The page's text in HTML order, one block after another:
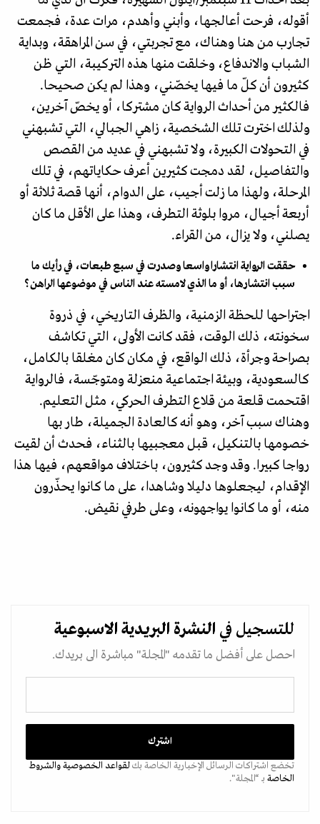
أقوله، فرحت أعالجها، وأبني وأهدم، مرات عدة، فجمعت
تجارب من هنا وهناك، مع تجربتي، في سن المراهقة، وبداية
الشباب والاندفاع، وخلقت منها هذه التركيبة، التي ظن
كثيرون أن كلّ ما فيها يخصّني، وهذا لم يكن صحيحا.
فالكثير من أحداث الرواية كان مشتركا، أو يخصّ آخرين،
ولذلك اخترت تلك الشخصية، زاهي الجبالي، التي تشبهني
في التحولات الكبيرة، ولا تشبهني في عديد من القصص
والتفاصيل، لقد دمجت كثيرين أعرف حكاياتهم، في تلك
المرحلة، ولهذا ما زلت أجيب، على الدوام، أنها قصة ثلاثة أو
أربعة أجيال، مروا بلوثة التطرف، وهذا على الأقل ما كان
يصلني، ولا يزال، من القراء.
حققت الرواية انتشارا واسعا وصدرت في سبع طبعات، في رأيك ما
سبب انتشارها، أو ما الذي لامسته عند الناس في موضوعها الراهن؟
اجتراحها للحظة الزمنية، والظرف التاريخي، في ذروة
سخونته، ذلك الوقت، فقد كانت الأولى، التي تكاشف
بصراحة وجرأة، ذلك الواقع، في مكان كان مغلقا بالكامل،
كالسعودية، وبيئة اجتماعية منعزلة ومتوجّسة، فالرواية
اقتحمت قلعة من قلاع التطرف الحركي، مثل التعليم.
وهناك سبب آخر، وهو أنه كالعادة الجميلة، طار بها
خصومها بالتنكيل، قبل معجبيها بالثناء، فحدث أن لقيت
رواجا كبيرا. وقد وجد كثيرون، باختلاف مواقعهم، فيها هذا
الإقدام، ليجعلوها دليلا وشاهدا، على ما كانوا يحذّرون
منه، أو ما كانوا يواجهونه، وعلى طرفي نقيض.
للتسجيل في النشرة البريدية الاسبوعية
احصل على أفضل ما تقدمه "المجلة" مباشرة الى بريدك.
تخضع اشتراكات الرسائل الإخبارية الخاصة بكلقواعد الخصوصيةوالشروط
الخاصة بـ “المجلة".